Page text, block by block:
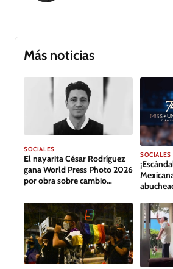
Más noticias
SOCIALES
El nayarita César Rodríguez
gana World Press Photo 2026
por obra sobre cambio
SOCIALES